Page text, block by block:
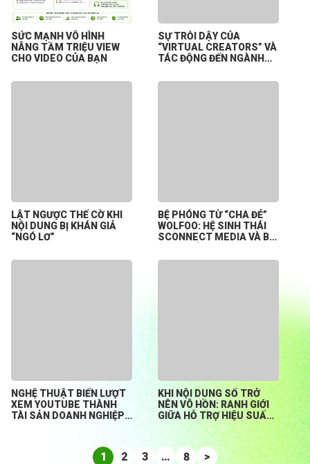
SỨC MẠNH VÔ HÌNH
NÂNG TẦM TRIỆU VIEW
CHO VIDEO CỦA BẠN
SỰ TRỖI DẬY CỦA
“VIRTUAL CREATORS” VÀ
TÁC ĐỘNG ĐẾN NGÀNH
SỐ
LẬT NGƯỢC THẾ CỜ KHI
NỘI DUNG BỊ KHÁN GIẢ
“NGÓ LƠ”
BỆ PHÓNG TỪ “CHA ĐẺ”
WOLFOO: HỆ SINH THÁI
SCONNECT MEDIA VÀ BÀI
KHỞI NGHIỆP TỪ CON SỐ
NGHỆ THUẬT BIẾN LƯỢT
XEM YOUTUBE THÀNH
TÀI SẢN DOANH NGHIỆP
KHI NỘI DUNG SỐ TRỞ
NÊN VÔ HỒN: RANH GIỚI
GIỮA HỖ TRỢ HIỆU SUẤT
HAY ĐÁNH MẤT BẢN
1 2 3 … 8 >